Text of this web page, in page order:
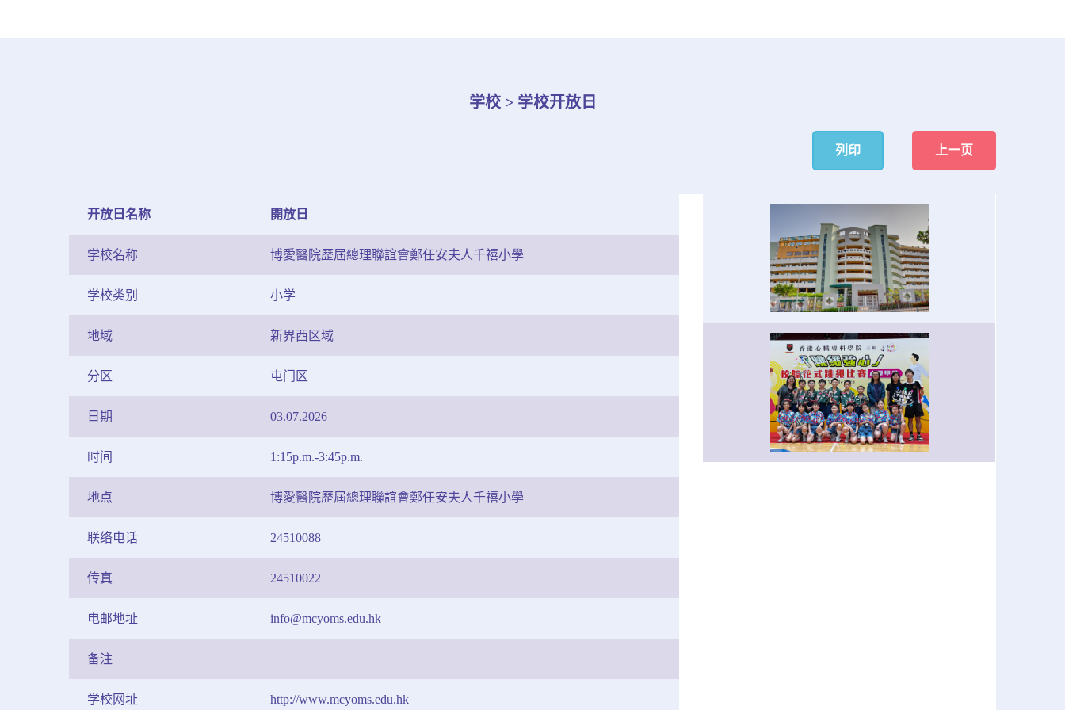
学校 > 学校开放日
列印 上一页
开放日名称 開放日
学校名称 博愛醫院歷屆總理聯誼會鄭任安夫人千禧小學
学校类别 小学
地域 新界西区域
分区 屯门区
日期 03.07.2026
时间 1:15p.m.-3:45p.m.
地点 博愛醫院歷屆總理聯誼會鄭任安夫人千禧小學
联络电话 24510088
传真 24510022
电邮地址 info@mcyoms.edu.hk
备注
学校网址 http://www.mcyoms.edu.hk